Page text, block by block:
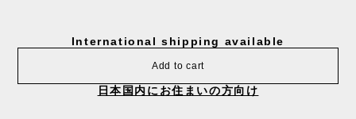
International shipping available
Add to cart
日本国内にお住まいの方向け